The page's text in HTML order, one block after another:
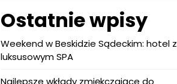
Ostatnie wpisy
Weekend w Beskidzie Sądeckim: hotel z
luksusowym SPA